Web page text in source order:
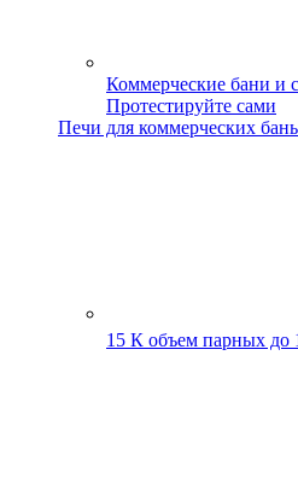
Коммерческие бани и
Протестируйте сами
Печи для коммерческих
15 К объем парных до